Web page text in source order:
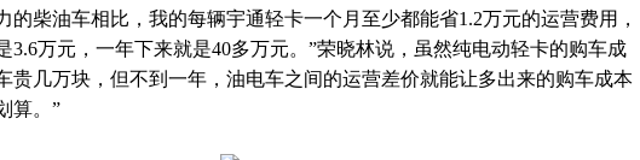
的柴油车相比，我的每辆宇通轻卡一个月至少都能省1.2万元的运营费用，
3.6万元，一年下来就是40多万元。”荣晓林说，虽然纯电动轻卡的购车成
贵几万块，但不到一年，油电车之间的运营差价就能让多出来的购车成本
算。”